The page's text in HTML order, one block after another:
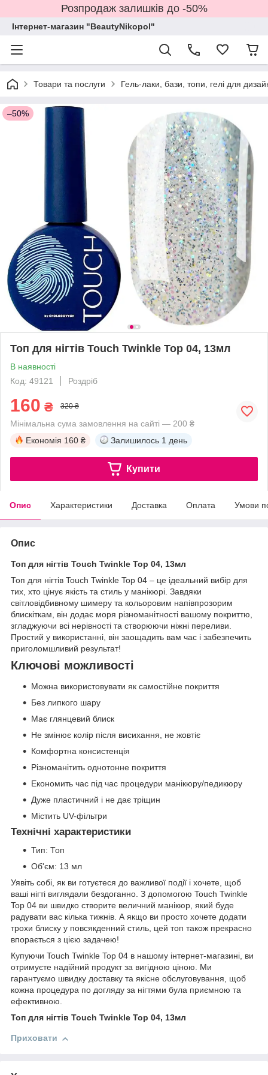
Розпродаж залишків до -50%
Інтернет-магазин "BeautyNikopol"
Товари та послуги Гель-лаки, бази, топи, гелі для
–50%
Топ для нігтів Touch Twinkle Top 04, 13мл
В наявності
Код: 49121
Роздріб
160 ₴ 320 ₴
Мінімальна сума замовлення на сайті — 200 ₴
Економія 160 ₴ Залишилось 1 день
Купити
Опис Характеристики Доставка Оплата Умови
Опис
Топ для нігтів Touch Twinkle Top 04, 13мл
Топ для нігтів Touch Twinkle Top 04 – це ідеальний вибір для
тих, хто цінує якість та стиль у манікюрі. Завдяки
світловідбивному шимеру та кольоровим напівпрозорим
блискіткам, він додає моря різноманітності вашому покриттю,
згладжуючи всі нерівності та створюючи ніжні переливи.
Простий у використанні, він заощадить вам час і забезпечить
приголомшливий результат!
Ключові можливості
Можна використовувати як самостійне покриття
Без липкого шару
Має глянцевий блиск
Не змінює колір після висихання, не жовтіє
Комфортна консистенція
Різноманітить однотонне покриття
Економить час під час процедури манікюру/педикюру
Дуже пластичний і не дає тріщин
Містить UV-фільтри
Технічні характеристики
Тип: Топ
Об'єм: 13 мл
Уявіть собі, як ви готуєтеся до важливої події і хочете, щоб
ваші нігті виглядали бездоганно. З допомогою Touch Twinkle
Top 04 ви швидко створите величний манікюр, який буде
радувати вас кілька тижнів. А якщо ви просто хочете додати
трохи блиску у повсякденний стиль, цей топ також прекрасно
впорається з цією задачею!
Купуючи Touch Twinkle Top 04 в нашому інтернет-магазині, ви
отримуєте надійний продукт за вигідною ціною. Ми
гарантуємо швидку доставку та якісне обслуговування, щоб
кожна процедура по догляду за нігтями була приємною та
ефективною.
Топ для нігтів Touch Twinkle Top 04, 13мл
Приховати